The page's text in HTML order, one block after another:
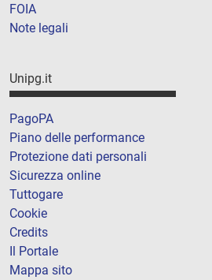
FOIA
Note legali
Unipg.it
PagoPA
Piano delle performance
Protezione dati personali
Sicurezza online
Tuttogare
Cookie
Credits
Il Portale
Mappa sito